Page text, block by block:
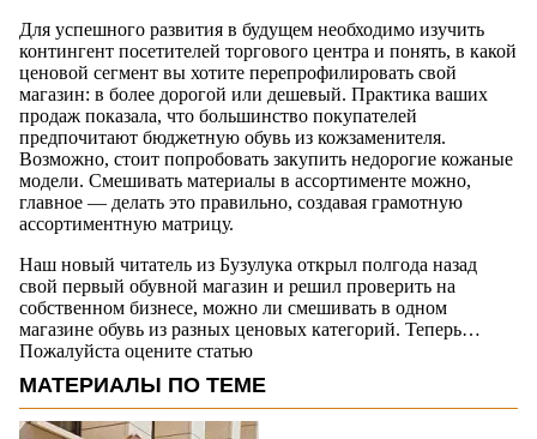
Для успешного развития в будущем необходимо изучить
контингент посетителей торгового центра и понять, в какой
ценовой сегмент вы хотите перепрофилировать свой
магазин: в более дорогой или дешевый. Практика ваших
продаж показала, что большинство покупателей
предпочитают бюджетную обувь из кожзаменителя.
Возможно, стоит попробовать закупить недорогие кожаные
модели. Смешивать материалы в ассортименте можно,
главное — делать это правильно, создавая грамотную
ассортиментную матрицу.
Наш новый читатель из Бузулука открыл полгода назад
свой первый обувной магазин и решил проверить на
собственном бизнесе, можно ли смешивать в одном
магазине обувь из разных ценовых категорий. Теперь…
Пожалуйста оцените статью
МАТЕРИАЛЫ ПО ТЕМЕ